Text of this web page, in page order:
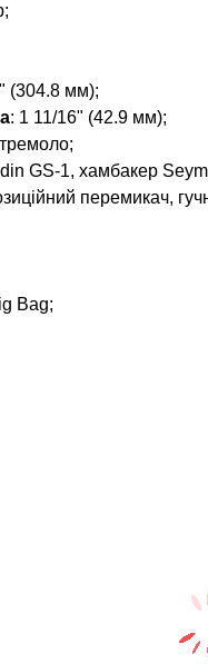
(304.8 мм);
: 1 11/16" (42.9 мм);
GS-1, хамбакер
перемикач,
Bag;